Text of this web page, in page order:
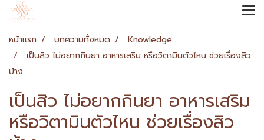
หน้าแรก บทความทั้งหมด
Knowledge
เป็นสิว ไม่อยากกินยา อาหารเสริม หรือวิตามินตัวไหน ช่วยเรื่องสิว
บ้าง
เป็นสิว ไม่อยากกินยา อาหารเสริม
หรือวิตามินตัวไหน ช่วยเรื่องสิว